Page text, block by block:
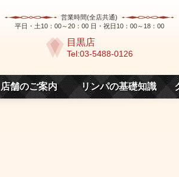
営業時間(全店共通)
平日・土10：00～20：00 日・祝日10：00～18：00
目黒店
Tel:03-5488-0126
店舗のご案内 リンパの基礎知識